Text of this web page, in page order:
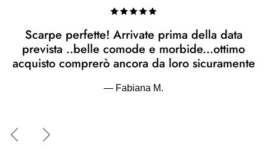
Scarpe perfette! Arrivate prima della data
prevista ..belle comode e morbide...ottimo
acquisto comprerò ancora da loro sicuramente
— Fabiana M.
IndietroAvanti